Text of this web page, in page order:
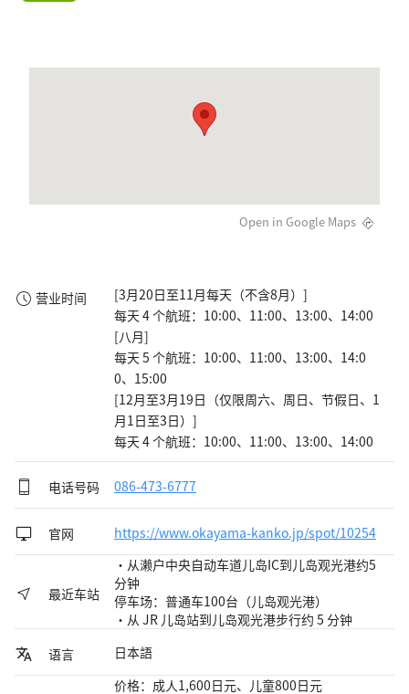
Open in Google Maps
营业时间
[3月20日至11月每天（不含8月）]
每天 4 个航班：10:00、11:00、13:00、14:00
[八月]
每天 5 个航班：10:00、11:00、13:00、14:0
0、15:00
[12月至3月19日（仅限周六、周日、节假日、1
月1日至3日）]
每天 4 个航班：10:00、11:00、13:00、14:00
电话号码 086-473-6777
官网 https://www.okayama-kanko.jp/spot/10254
最近车站
・从濑户中央自动车道儿岛IC到儿岛观光港约5
分钟
停车场：普通车100台（儿岛观光港）
・从 JR 儿岛站到儿岛观光港步行约 5 分钟
语言
日本語
价格：成人1,600日元、儿童800日元